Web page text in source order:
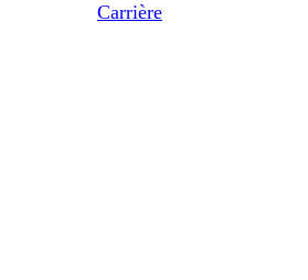
Carrière